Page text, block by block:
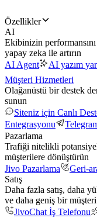
Özellikler
AI
Ekibinizin performansını
yapay zeka ile artırın
AI Agent
AI yazım
Müşteri Hizmetleri
Olağanüstü bir destek
sunun
Siteniz için Canlı
Entegrasyonu
Pazarlama
Trafiği nitelikli
müşterilere dönüştürün
Jivo Pazarlama
Geri-
Satış
Daha fazla satış, daha
ve daha geniş bir
JivoChat İş Telefonu